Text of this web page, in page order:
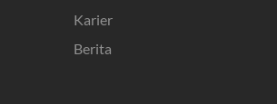
Karier
Berita